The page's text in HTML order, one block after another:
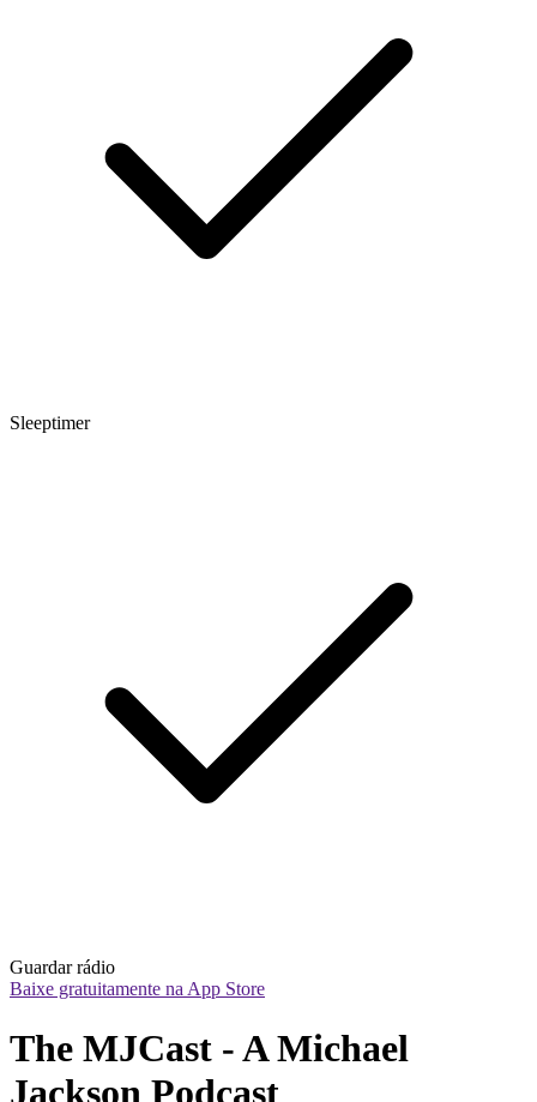
Sleeptimer
Guardar rádio
Baixe gratuitamente na App Store
The MJCast - A Michael
Jackson Podcast